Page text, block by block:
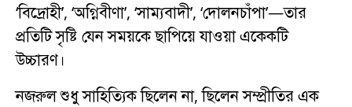
‘বিদ্রোহী’, ‘অগ্নিবীণা’, ‘সাম্যবাদী’, ‘দোলনচাঁপা’—তার
প্রতিটি সৃষ্টি যেন সময়কে ছাপিয়ে যাওয়া একেকটি
উচ্চারণ।
নজরুল শুধু সাহিত্যিক ছিলেন না, ছিলেন সম্প্রীতির এক